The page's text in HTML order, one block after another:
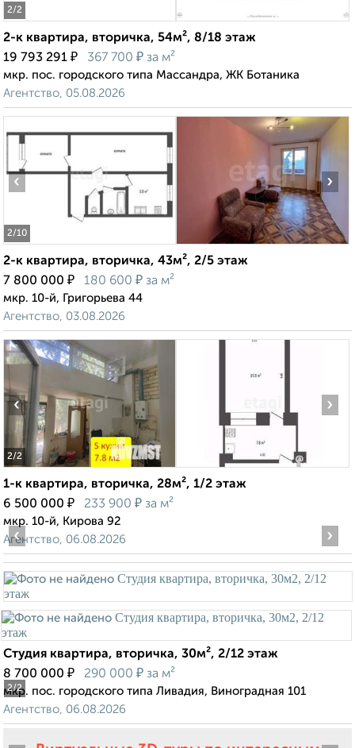
2/2
2-к квартира, вторичка, 54м², 8/18 этаж
19 793 291 ₽ 367 700 ₽ за м²
мкр. пос. городского типа Массандра, ЖК Ботаника
Агентство, 05.08.2026
2/10
‹ ›
2-к квартира, вторичка, 43м², 2/5 этаж
7 800 000 ₽ 180 600 ₽ за м²
мкр. 10-й, Григорьева 44
Агентство, 03.08.2026
2/2
‹ ›
1-к квартира, вторичка, 28м², 1/2 этаж
6 500 000 ₽ 233 900 ₽ за м²
мкр. 10-й, Кирова 92
Агентство, 06.08.2026
2/2
‹ ›
Студия квартира, вторичка, 30м², 2/12 этаж
8 700 000 ₽ 290 000 ₽ за м²
мкр. пос. городского типа Ливадия, Виноградная 101
Агентство, 06.08.2026